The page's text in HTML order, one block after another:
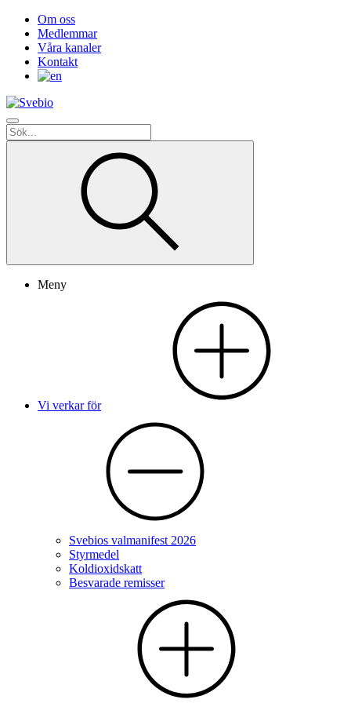
Om oss
Medlemmar
Våra kanaler
Kontakt
Meny
Vi verkar för
Svebios valmanifest 2026
Styrmedel
Koldioxidskatt
Besvarade remisser